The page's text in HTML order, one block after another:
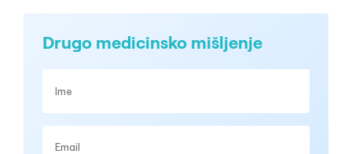
Drugo medicinsko mišljenje